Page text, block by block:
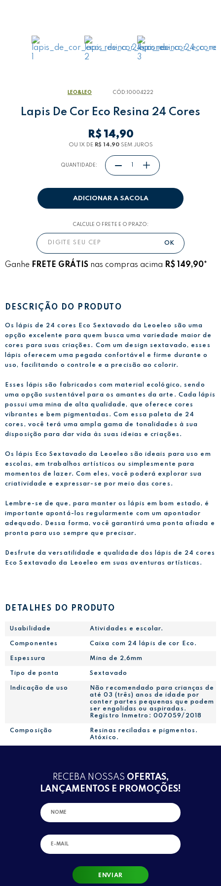
LEO&LEO CÓD: 10004222
Lapis De Cor Eco Resina 24 Cores
R$ 14,90
OU 1XDE R$ 14,90SEM JUROS
QUANTIDADE:
ADICIONAR A SACOLA
CALCULE O FRETE E O PRAZO:
Ganhe FRETE GRÁTIS nas compras acima R$ 149,90*
DESCRIÇÃO DO PRODUTO
Os lápis de 24 cores Eco Sextavado da Leoeleo são uma
opção excelente para quem busca uma variedade maior de
cores para suas criações. Com um design sextavado, esses
lápis oferecem uma pegada confortável e firme durante o
uso, facilitando o controle e a precisão ao colorir.
Esses lápis são fabricados com material ecológico, sendo
uma opção sustentável para os amantes da arte. Cada lápis
possui uma mina de alta qualidade, que oferece cores
vibrantes e bem pigmentadas. Com essa paleta de 24
cores, você terá uma ampla gama de tonalidades à sua
disposição para dar vida às suas ideias e criações.
Os lápis Eco Sextavado da Leoeleo são ideais para uso em
escolas, em trabalhos artísticos ou simplesmente para
momentos de lazer. Com eles, você poderá explorar sua
criatividade e expressar-se por meio das cores.
Lembre-se de que, para manter os lápis em bom estado, é
importante apontá-los regularmente com um apontador
adequado. Dessa forma, você garantirá uma ponta afiada e
pronta para uso sempre que precisar.
Desfrute da versatilidade e qualidade dos lápis de 24 cores
Eco Sextavado da Leoeleo em suas aventuras artísticas.
DETALHES DO PRODUTO
Usabilidade Atividades e escolar.
Componentes Caixa com 24 lápis de cor Eco.
Espessura Mina de 2,6mm
Tipo de ponta Sextavado
Indicação de uso
Não recomendado para crianças de
até 03 (três) anos de idade por
conter partes pequenas que podem
ser engolidas ou aspiradas.
Registro Inmetro: 007059/2018
Composição
Resinas reciladas e pigmentos.
Atóxico.
RECEBA NOSSAS OFERTAS,
LANÇAMENTOS E PROMOÇÕES!
ENVIAR